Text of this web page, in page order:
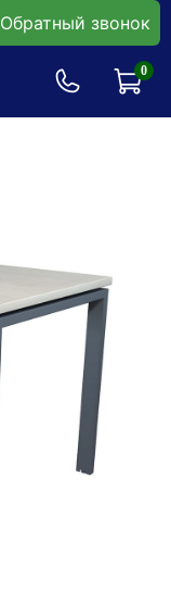
Обратный звонок
0